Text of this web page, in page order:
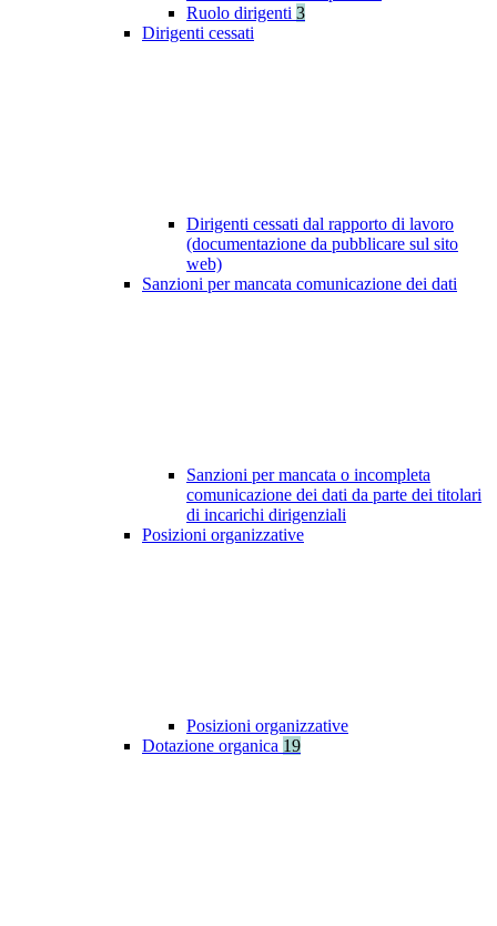
Ruolo dirigenti 3
Dirigenti cessati
Dirigenti cessati dal rapporto di lavoro
(documentazione da pubblicare sul sito
web)
Sanzioni per mancata comunicazione dei dati
Sanzioni per mancata o incompleta
comunicazione dei dati da parte dei titolari
di incarichi dirigenziali
Posizioni organizzative
Posizioni organizzative
Dotazione organica 19